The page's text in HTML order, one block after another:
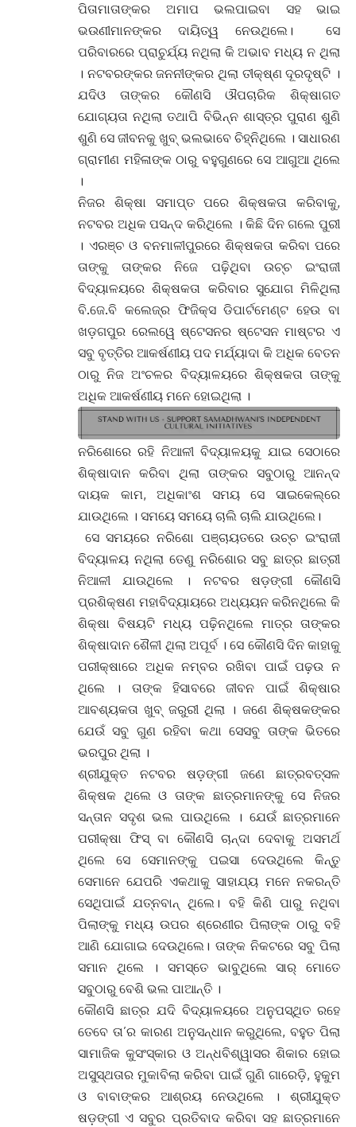
ପିତାମାତାଙ୍କର ଅମାପ ଭଲପାଇବା ସହ ଭାଇ
ଭଉଣୀମାନଙ୍କର ଦାୟିତ୍ୱ ନେଉଥିଲେ। ସେ
ପରିବାରରେ ପ୍ରାଚୁର୍ଯ୍ୟ ନଥିଲା କି ଅଭାବ ମଧ୍ୟ ନ ଥିଲା
। ନଟବରଙ୍କର ଜନନୀଙ୍କର ଥିଲା ତୀକ୍ଷ୍ଣ ଦୂରଦୃଷ୍ଟି ।
ଯଦିଓ ତାଙ୍କର କୌଣସି ଔପଚାରିକ ଶିକ୍ଷାଗତ
ଯୋଗ୍ୟତା ନଥିଲା ତଥାପି ବିଭିନ୍ନ ଶାସ୍ତ୍ର ପୁରାଣ ଶୁଣି
ଶୁଣି ସେ ଜୀବନକୁ ଖୁବ୍ ଭଲଭାବେ ଚିହ୍ନିଥିଲେ । ସାଧାରଣ
ଗ୍ରାମୀଣ ମହିଳାଙ୍କ ଠାରୁ ବହୁଗୁଣରେ ସେ ଆଗୁଆ ଥିଲେ
।
ନିଜର ଶିକ୍ଷା ସମାପ୍ତ ପରେ ଶିକ୍ଷକତା କରିବାକୁ,
ନଟବର ଅଧିକ ପସନ୍ଦ କରିଥିଲେ । କିଛି ଦିନ ଗଲେ ପୁରୀ
। ଏରଞ୍ଚ ଓ ବନମାଳୀପୁରରେ ଶିକ୍ଷକତା କରିବା ପରେ
ତାଙ୍କୁ ତାଙ୍କର ନିଜେ ପଢ଼ିଥିବା ଉଚ୍ଚ ଇଂରାଜୀ
ବିଦ୍ୟାଳୟରେ ଶିକ୍ଷକତା କରିବାର ସୁଯୋଗ ମିଳିଥିଲା
ବି.ଜେ.ବି କଲେଜ୍‌ର ଫିଜିକ୍ସ ଡିପାର୍ଟମେଣ୍ଟ ହେଉ ବା
ଖଡ଼ଗପୁର ରେଲୱେ ଷ୍ଟେସନର ଷ୍ଟେସନ ମାଷ୍ଟର ଏ
ସବୁ ବୃତ୍ତିର ଆକର୍ଷଣୀୟ ପଦ ମର୍ଯ୍ୟାଦା କି ଅଧିକ ବେତନ
ଠାରୁ ନିଜ ଅଂଚଳର ବିଦ୍ୟାଳୟରେ ଶିକ୍ଷକତା ତାଙ୍କୁ
ଅଧିକ ଆକର୍ଷଣୀୟ ମନେ ହୋଇଥିଲା ।
ନରିଶୋରେ ରହି ନିଆଳୀ ବିଦ୍ୟାଳୟକୁ ଯାଇ ସେଠାରେ
ଶିକ୍ଷାଦାନ କରିବା ଥିଲା ତାଙ୍କର ସବୁଠାରୁ ଆନନ୍ଦ
ଦାୟକ କାମ, ଅଧିକାଂଶ ସମୟ ସେ ସାଇକେଲ୍‌ରେ
ଯାଉଥିଲେ । ସମୟେ ସମୟେ ଚାଲି ଚାଲି ଯାଉଥିଲେ।
ସେ ସମୟରେ ନରିଶୋ ପଞ୍ଚାୟତରେ ଉଚ୍ଚ ଇଂରାଜୀ
ବିଦ୍ୟାଳୟ ନଥିଲା ତେଣୁ ନରିଶୋର ସବୁ ଛାତ୍ର ଛାତ୍ରୀ
ନିଆଳୀ ଯାଉଥିଲେ । ନଟବର ଷଡ଼ଙ୍ଗୀ କୌଣସି
ପ୍ରଶିକ୍ଷଣ ମହାବିଦ୍ୟାୟରେ ଅଧ୍ୟୟନ କରିନଥିଲେ କି
ଶିକ୍ଷା ବିଷୟଟି ମଧ୍ୟ ପଢ଼ିନଥିଲେ ମାତ୍ର ତାଙ୍କର
ଶିକ୍ଷାଦାନ ଶୈଳୀ ଥିଲା ଅପୂର୍ବ । ସେ କୌଣସି ଦିନ କାହାକୁ
ପରୀକ୍ଷାରେ ଅଧିକ ନମ୍ବର ରଖିବା ପାଇଁ ପଢ଼ଉ ନ
ଥିଲେ । ତାଙ୍କ ହିସାବରେ ଜୀବନ ପାଇଁ ଶିକ୍ଷାର
ଆବଶ୍ୟକତା ଖୁବ୍ ଜରୁରୀ ଥିଲା । ଜଣେ ଶିକ୍ଷକଙ୍କର
ଯେଉଁ ସବୁ ଗୁଣ ରହିବା କଥା ସେସବୁ ତାଙ୍କ ଭିତରେ
ଭରପୁର ଥିଲା ।
ଶ୍ରୀଯୁକ୍ତ ନଟବର ଷଡ଼ଙ୍ଗୀ ଜଣେ ଛାତ୍ରବତ୍ସଳ
ଶିକ୍ଷକ ଥିଲେ ଓ ତାଙ୍କ ଛାତ୍ରମାନଙ୍କୁ ସେ ନିଜର
ସନ୍ତାନ ସଦୃଶ ଭଲ ପାଉଥିଲେ । ଯେଉଁ ଛାତ୍ରମାନେ
ପରୀକ୍ଷା ଫିସ୍ ବା କୌଣସି ଚାନ୍ଦା ଦେବାକୁ ଅସମର୍ଥ
ଥିଲେ ସେ ସେମାନଙ୍କୁ ପଇସା ଦେଉଥିଲେ କିନ୍ତୁ
ସେମାନେ ଯେପରି ଏକଥାକୁ ସାହାଯ୍ୟ ମନେ ନକରନ୍ତି
ସେଥିପାଇଁ ଯତ୍ନବାନ୍ ଥିଲେ। ବହି କିଣି ପାରୁ ନଥିବା
ପିଲାଙ୍କୁ ମଧ୍ୟ ଉପର ଶ୍ରେଣୀର ପିଲାଙ୍କ ଠାରୁ ବହି
ଆଣି ଯୋଗାଇ ଦେଉଥିଲେ। ତାଙ୍କ ନିକଟରେ ସବୁ ପିଲା
ସମାନ ଥିଲେ । ସମସ୍ତେ ଭାବୁଥିଲେ ସାର୍ ମୋତେ
ସବୁଠାରୁ ବେଶି ଭଲ ପାଆନ୍ତି ।
କୌଣସି ଛାତ୍ର ଯଦି ବିଦ୍ୟାଳୟରେ ଅନୁପସ୍ଥିତ ରହେ
ତେବେ ତା’ର କାରଣ ଅନୁସନ୍ଧାନ କରୁଥିଲେ, ବହୁତ ପିଲା
ସାମାଜିକ କୁସଂସ୍କାର ଓ ଅନ୍ଧବିଶ୍ୱାସର ଶିକାର ହୋଇ
ଅସୁସ୍ଥତାର ମୁକାବିଲା କରିବା ପାଇଁ ଗୁଣି ଗାରେଡ଼ି, ହୁକୁମ
ଓ ବାବାଙ୍କର ଆଶ୍ରୟ ନେଉଥିଲେ । ଶ୍ରୀଯୁକ୍ତ
ଷଡ଼ଙ୍ଗୀ ଏ ସବୁର ପ୍ରତିବାଦ କରିବା ସହ ଛାତ୍ରମାନେ